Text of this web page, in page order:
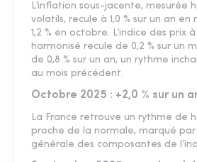
L’inflation sous-jacente, mesurée
volatils, recule à 1,0 % sur un an
1,2 % en octobre. L’indice des prix
harmonisé recule de 0,2 % sur un
de 0,8 % sur un an, un rythme
au mois précédent.
Octobre 2025 : +2,0 % sur un
La France retrouve un rythme de
proche de la normale, marqué
générale des composantes de